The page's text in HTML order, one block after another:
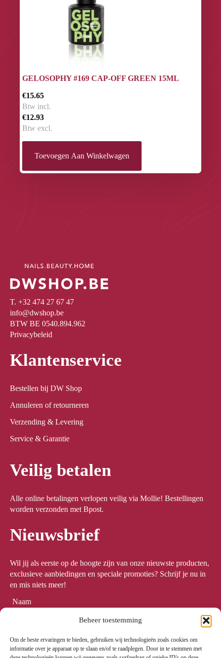
Beheer toestemming
Om de beste ervaringen te bieden, gebruiken wij technologieën zoals cookies om
informatie over je apparaat op te slaan en/of te raadplegen. Door in te stemmen met
GELOSOPHY #169 CAP-OFF GREEN 15ML
€15.65
Btw incl.
€12.93
Btw excl.
Toevoegen Aan Winkelwagen
T. +32 474 27 67 47
info@dwshop.be
BTW BE 0540.894.962
Privacybeleid
Klantenservice
Bestellen bij DW Shop
Annuleren of retourneren
Verzending & Levering
Service & Garantie
Veilig betalen
Alle online betalingen verlopen veilig via Mollie! Bestellingen
worden verzonden met Bpost.
Nieuwsbrief
Wil jij als eerste op de hoogte zijn van onze nieuwste producten,
exclusieve aanbiedingen en speciale promoties? Schrijf je nu in
en mis niets meer!
Naam *
Email *